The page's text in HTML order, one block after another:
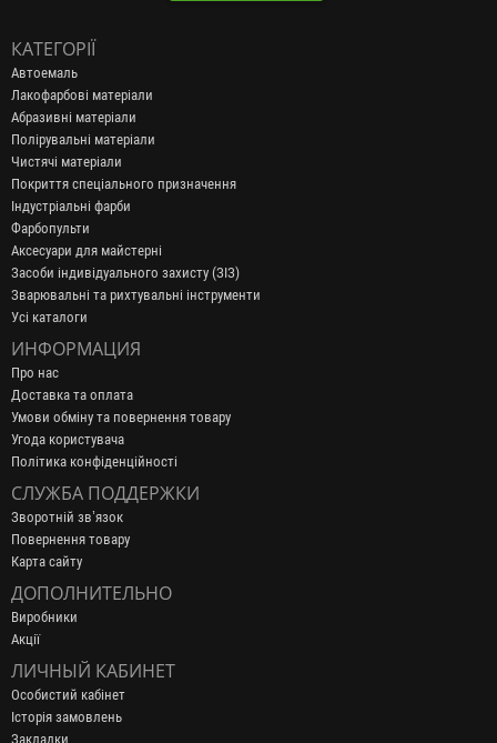
КАТЕГОРІЇ
Автоемаль
Лакофарбові матеріали
Абразивні матеріали
Полірувальні матеріали
Чистячі матеріали
Покриття спеціального призначення
Індустріальні фарби
Фарбопульти
Аксесуари для майстерні
Засоби індивідуального захисту (ЗІЗ)
Зварювальні та рихтувальні інструменти
Усі каталоги
ИНФОРМАЦИЯ
Про нас
Доставка та оплата
Умови обміну та повернення товару
Угода користувача
Політика конфіденційності
СЛУЖБА ПОДДЕРЖКИ
Зворотній зв’язок
Повернення товару
Карта сайту
ДОПОЛНИТЕЛЬНО
Виробники
Акції
ЛИЧНЫЙ КАБИНЕТ
Особистий кабінет
Історія замовлень
Закладки